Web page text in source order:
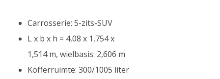
Carrosserie: 5-zits-SUV
L x b x h = 4,08 x 1,754 x
1,514 m, wielbasis: 2,606 m
Kofferruimte: 300/1005 liter